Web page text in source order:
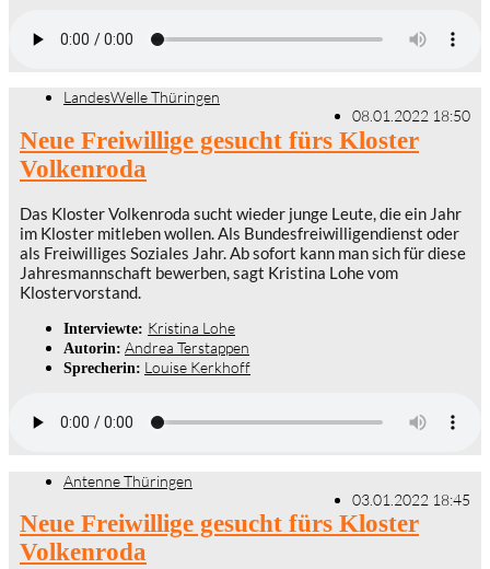
LandesWelle Thüringen
08.01.2022 18:50
Neue Freiwillige gesucht fürs Kloster
Volkenroda
Das Kloster Volkenroda sucht wieder junge Leute, die ein Jahr
im Kloster mitleben wollen. Als Bundesfreiwilligendienst oder
als Freiwilliges Soziales Jahr. Ab sofort kann man sich für diese
Jahresmannschaft bewerben, sagt Kristina Lohe vom
Klostervorstand.
Interviewte: Kristina Lohe
Autorin: Andrea Terstappen
Sprecherin: Louise Kerkhoff
Antenne Thüringen
03.01.2022 18:45
Neue Freiwillige gesucht fürs Kloster
Volkenroda